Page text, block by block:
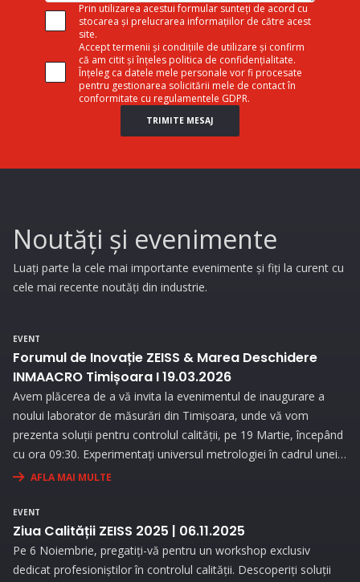
Prin utilizarea acestui formular sunteți de acord cu
stocarea și prelucrarea informațiilor de către acest
site.
Accept termenii și condițiile de utilizare și confirm
că am citit și înțeles politica de confidențialitate.
Înțeleg ca datele mele personale vor fi procesate
pentru gestionarea solicitării mele de contact în
conformitate cu regulamentele GDPR.
TRIMITE MESAJ
Noutăți și evenimente
Luați parte la cele mai importante evenimente și fiți la curent cu
cele mai recente noutăți din industrie.
EVENT
Forumul de Inovație ZEISS & Marea Deschidere
INMAACRO Timișoara I 19.03.2026
Avem plăcerea de a vă invita la evenimentul de inaugurare a
noului laborator de măsurări din Timișoara, unde vă vom
prezenta soluții pentru controlul calității, pe 19 Martie, începând
cu ora 09:30. Experimentați universul metrologiei în cadrul unei
expoziții interesante și prin prezentări interactive!
AFLA MAI MULTE
EVENT
Ziua Calității ZEISS 2025 | 06.11.2025
Pe 6 Noiembrie, pregatiți-vă pentru un workshop exclusiv
dedicat profesioniștilor în controlul calității. Descoperiți soluții